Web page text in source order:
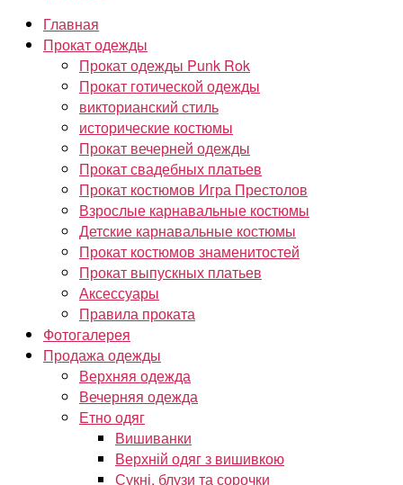
Главная
Прокат одежды
Прокат одежды Punk Rok
Прокат готической одежды
викторианский стиль
исторические костюмы
Прокат вечерней одежды
Прокат свадебных платьев
Прокат костюмов Игра Престолов
Взрослые карнавальные костюмы
Детские карнавальные костюмы
Прокат костюмов знаменитостей
Прокат выпускных платьев
Аксессуары
Правила проката
Фотогалерея
Продажа одежды
Верхняя одежда
Вечерняя одежда
Етно одяг
Вишиванки
Верхній одяг з вишивкою
Сукні, блузи та сорочки